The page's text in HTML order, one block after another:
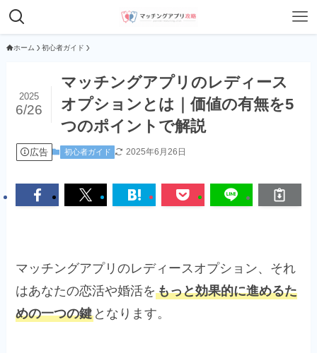
ホーム 初心者ガイド
マッチングアプリのレディース
オプションとは｜価値の有無を5
つのポイントで解説
2025
6/26
広告 初心者ガイド 2025年6月26日
マッチングアプリのレディースオプション、それ
はあなたの恋活や婚活をもっと効果的に進めるた
めの一つの鍵 となります。